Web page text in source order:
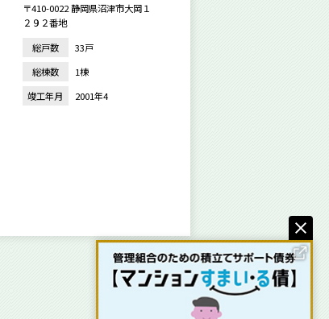
〒410-0022 静岡県沼津市大岡１
２９２番地
総戸数
33戸
総棟数
1棟
竣工年月
2001年4